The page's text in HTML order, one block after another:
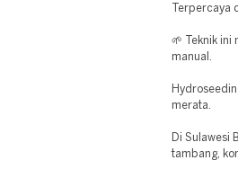
Terpercaya
🌱 Teknik
manual.
merata.
Di Sulawesi
tambang,